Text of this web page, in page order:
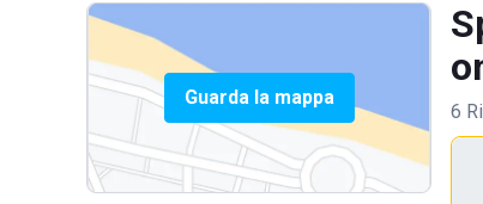
Guarda la mappa
6